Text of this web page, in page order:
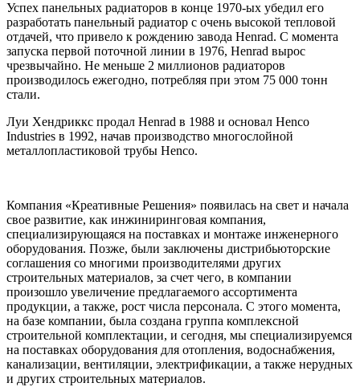
Успех панельных радиаторов в конце 1970-ых убедил его
разработать панельный радиатор с очень высокой тепловой
отдачей, что привело к рождению завода Henrad. С момента
запуска первой поточной линии в 1976, Henrad вырос
чрезвычайно. Не меньше 2 миллионов радиаторов
производилось ежегодно, потребляя при этом 75 000 тонн
стали.
Луи Хендриккс продал Henrad в 1988 и основал Henco
Industries в 1992, начав производство многослойной
металлопластиковой трубы Henco.
Компания «Креативные Решения» появилась на свет и начала
свое развитие, как инжиниринговая компания,
специализирующаяся на поставках и монтаже инженерного
оборудования. Позже, были заключены дистрибьюторские
соглашения со многими производителями других
строительных материалов, за счет чего, в компании
произошло увеличение предлагаемого ассортимента
продукции, а также, рост числа персонала. С этого момента,
на базе компании, была создана группа комплексной
строительной комплектации, и сегодня, мы специализируемся
на поставках оборудования для отопления, водоснабжения,
канализации, вентиляции, электрификации, а также нерудных
и других строительных материалов.